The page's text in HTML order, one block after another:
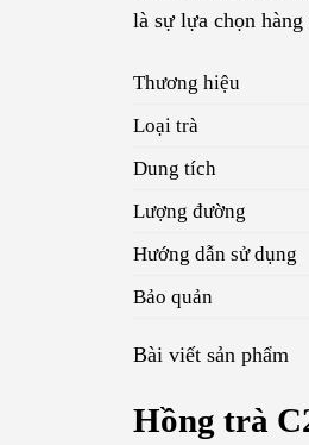
là sự lựa chọn
Thương hiệu
Loại trà
Dung tích
Lượng đường
Hướng dẫn sử dụng
Bảo quản
Bài viết sản phẩm
Hồng trà